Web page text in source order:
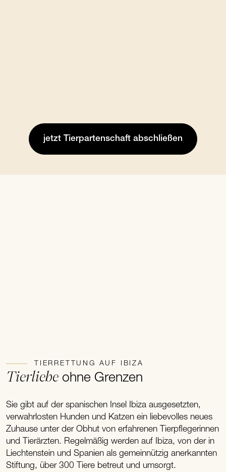
jetzt Tierpartenschaft abschließen
TIERRETTUNG AUF IBIZA
Tierliebe ohne Grenzen
Sie gibt auf der spanischen Insel Ibiza ausgesetzten,
verwahrlosten Hunden und Katzen ein liebevolles neues
Zuhause unter der Obhut von erfahrenen Tierpflegerinnen
und Tierärzten. Regelmäßig werden auf Ibiza, von der in
Liechtenstein und Spanien als gemeinnützig anerkannten
Stiftung, über 300 Tiere betreut und umsorgt.